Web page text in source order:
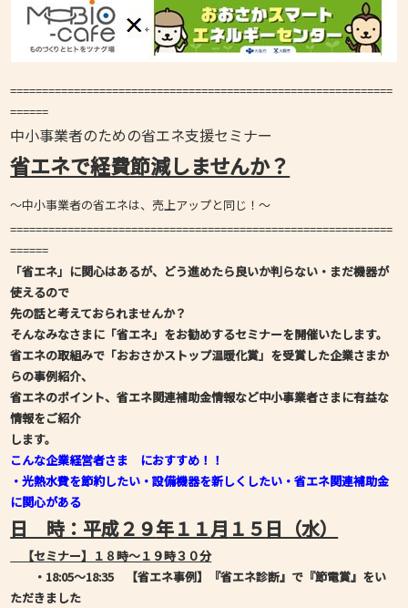
============================================================
======
中小事業者のための省エネ支援セミナー
省エネで経費節減しませんか？
～中小事業者の省エネは、売上アップと同じ！～
============================================================
======
「省エネ」に関心はあるが、どう進めたら良いか判らない・まだ機器が
使えるので
先の話と考えておられませんか？
そんなみなさまに「省エネ」をお勧めするセミナーを開催いたします。
省エネの取組みで「おおさかストップ温暖化賞」を受賞した企業さまか
らの事例紹介、
省エネのポイント、省エネ関連補助金情報など中小事業者さまに有益な
情報をご紹介
します。
こんな企業経営者さま におすすめ！！
・光熱水費を節約したい ・設備機器を新しくしたい ・省エネ関連補助金
に関心がある
日 時：平成２９年１１月 １５ 日（水）
【セミナー】１８時～１９時３０分
・18:05～18:35
【省エネ事例】『省エネ診断』で『節電賞』をい
ただきました